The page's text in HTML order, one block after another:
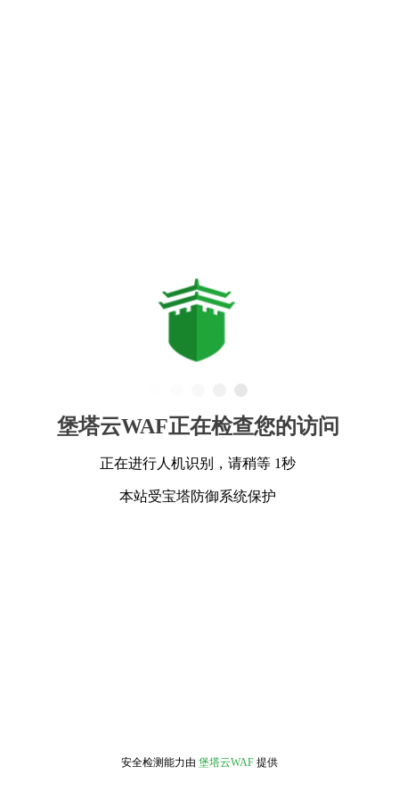
堡塔云WAF正在检查您的访问
正在进行人机识别，请稍等 1秒
本站受宝塔防御系统保护
安全检测能力由 堡塔云WAF 提供